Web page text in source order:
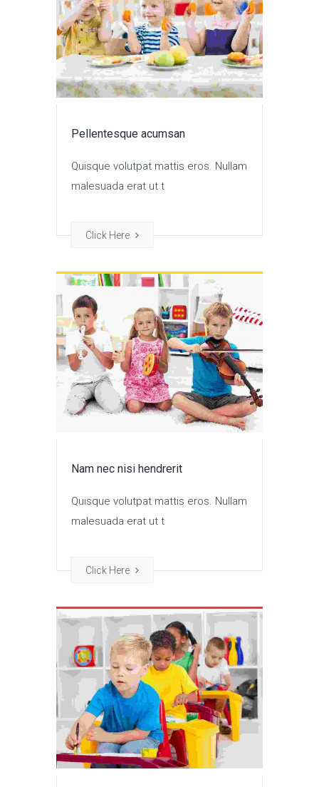
Pellentesque acumsan
Quisque volutpat mattis eros. Nullam
malesuada erat ut t
Click Here
Nam nec nisi hendrerit
Quisque volutpat mattis eros. Nullam
malesuada erat ut t
Click Here